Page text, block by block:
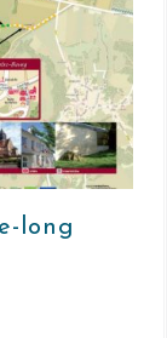
long